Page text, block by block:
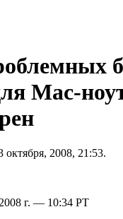
Mac-
2008, 21:53.
г. — 10:34 PT